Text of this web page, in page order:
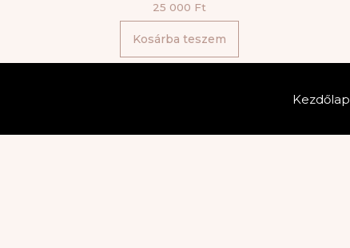
25 000 Ft
Kosárba teszem
Kezdőlap